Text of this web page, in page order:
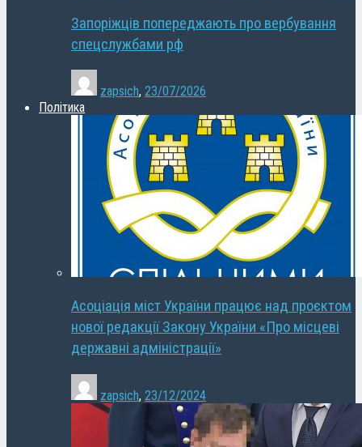
Запоріжців попереджають про вербування
спецслужбами рф
zapsich, 23/07/2026
Політика
Асоціація міст України працює над проєктом
нової редакції Закону України «Про місцеві
державні адміністрації»
zapsich, 23/12/2024